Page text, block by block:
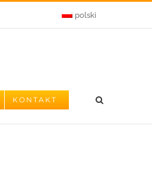
polski
KONTAKT